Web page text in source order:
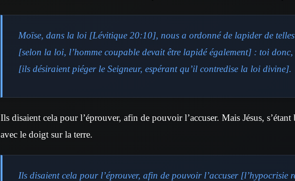
Moïse, dans la loi [Lévitique 20:10], nous a ordonné de lapider de telles
[selon la loi, l’homme coupable devait être lapidé également] : toi donc,
[ils désiraient piéger le Seigneur, espérant qu’il contredise la loi divine].
Ils disaient cela pour l’éprouver, afin de pouvoir l’accuser. Mais Jésus, s’étant
avec le doigt sur la terre.
Ils disaient cela pour l’éprouver, afin de pouvoir l’accuser[l’hypocrisie